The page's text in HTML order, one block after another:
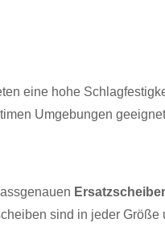
eine hohe
Umgebungen
sind in jeder